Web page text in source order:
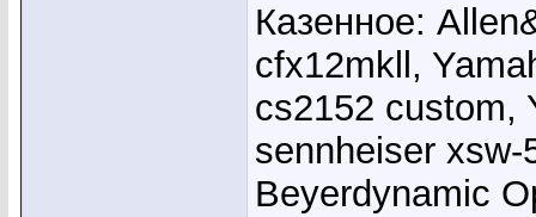
Казенное:
cfx12mkll,
cs2152 custom,
sennheiser
Beyerdynamic